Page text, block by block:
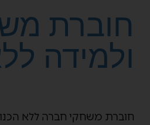
חוברת
ולמידה
חוברת משחקי חברה ללא